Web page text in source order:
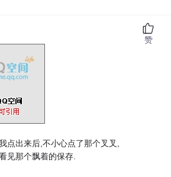
点出来后,不小心点了那个叉叉,
见那个飘着的保存.
赞